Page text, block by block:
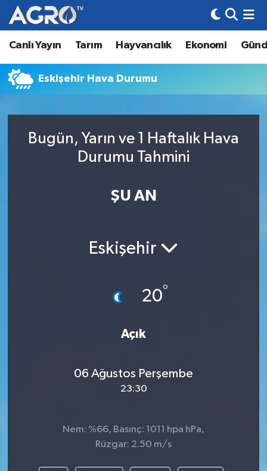
Canlı Yayın Tarım Hayvancılık Ekonomi
Eskişehir Hava Durumu
Bugün, Yarın ve 1 Haftalık Hava
Durumu Tahmini
ŞU AN
Eskişehir
20°
Açık
06 Ağustos Perşembe
23:30
Nem: %66, Basınç: 1011 hpa hPa,
Rüzgar: 2.50 m/s
Hava Durumu
Trafik Durumu
Tüm Manşetler